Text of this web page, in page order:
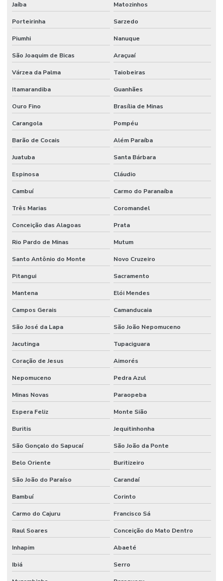
Jaíba Matozinhos
Porteirinha Sarzedo
Piumhi Nanuque
São Joaquim de Bicas Araçuaí
Várzea da Palma Taiobeiras
Itamarandiba Guanhães
Ouro Fino Brasília de Minas
Carangola Pompéu
Barão de Cocais Além Paraíba
Juatuba Santa Bárbara
Espinosa Cláudio
Cambuí Carmo do Paranaíba
Três Marias Coromandel
Conceição das Alagoas Prata
Rio Pardo de Minas Mutum
Santo Antônio do Monte Novo Cruzeiro
Pitangui Sacramento
Mantena Elói Mendes
Campos Gerais Camanducaia
São José da Lapa São João Nepomuceno
Jacutinga Tupaciguara
Coração de Jesus Aimorés
Nepomuceno Pedra Azul
Minas Novas Paraopeba
Espera Feliz Monte Sião
Buritis Jequitinhonha
São Gonçalo do Sapucaí São João da Ponte
Belo Oriente Buritizeiro
São João do Paraíso Carandaí
Bambuí Corinto
Carmo do Cajuru Francisco Sá
Raul Soares Conceição do Mato Dentro
Inhapim Abaeté
Ibiá Serro